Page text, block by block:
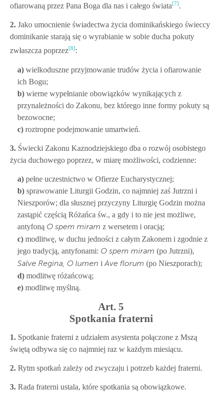
ofiarowaną przez Pana Boga dla nas i całego świata[7] .
2. Jako umocnienie świadectwa życia dominikańskiego świeccy
dominikanie starają się o wyrabianie w sobie ducha pokuty
zwłaszcza poprzez[8] :
a) wielkoduszne przyjmowanie trudów życia i ofiarowanie
ich Bogu;
b) wierne wypełnianie obowiązków wynikających z
przynależności do Zakonu, bez którego inne formy pokuty są
bezowocne;
c) roztropne podejmowanie umartwień.
3. Świecki Zakonu Kaznodziejskiego dba o rozwój osobistego
życia duchowego poprzez, w miarę możliwości, codzienne:
a) pełne uczestnictwo w Ofierze Eucharystycznej;
b) sprawowanie Liturgii Godzin, co najmniej zaś Jutrzni i
Nieszporów; dla słusznej przyczyny Liturgię Godzin można
zastąpić częścią Różańca św., a gdy i to nie jest możliwe,
antyfoną O spem miram z wersetem i oracją;
c) modlitwę, w duchu jedności z całym Zakonem i zgodnie z
jego tradycją, antyfonami: O spem miram (po Jutrzni),
Salve Regina, O lumen i Ave florum (po Nieszporach);
d) modlitwę różańcową;
e) modlitwę myślną.
Art. 5
Spotkania fraterni
1. Spotkanie fraterni z udziałem asystenta połączone z Mszą
świętą odbywa się co najmniej raz w każdym miesiącu.
2. Rytm spotkań zależy od zwyczaju i potrzeb każdej fraterni.
3. Rada fraterni ustala, które spotkania są obowiązkowe.